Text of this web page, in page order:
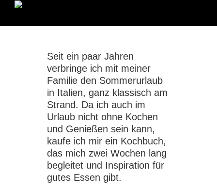
Seit ein paar Jahren
verbringe ich mit meiner
Familie den Sommerurlaub
in Italien, ganz klassisch am
Strand. Da ich auch im
Urlaub nicht ohne Kochen
und Genießen sein kann,
kaufe ich mir ein Kochbuch,
das mich zwei Wochen lang
begleitet und Inspiration für
gutes Essen gibt.